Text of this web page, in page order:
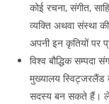
कोई रचना, संगीत,
व्यक्ति अथवा संस्था
अपनी इन कृतियों पर
विश्व बौद्धिक सम्पदा
मुख्यालय
सदस्य बन सकते हैं।